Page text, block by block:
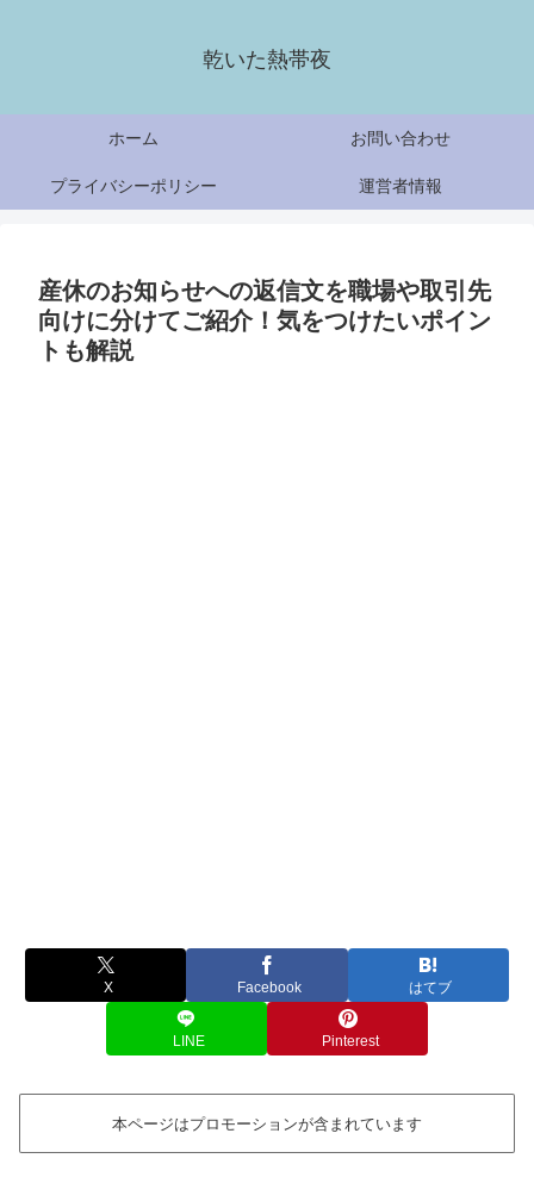
乾いた熱帯夜
ホーム お問い合わせ
プライバシーポリシー 運営者情報
産休のお知らせへの返信文を職場や取引先
向けに分けてご紹介！気をつけたいポイン
トも解説
X Facebook はてブ
LINE Pinterest
本ページはプロモーションが含まれています